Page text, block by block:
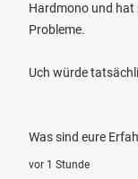
Hardmono und hat
Probleme.
Uch würde
Was sind eure
vor 1 Stunde